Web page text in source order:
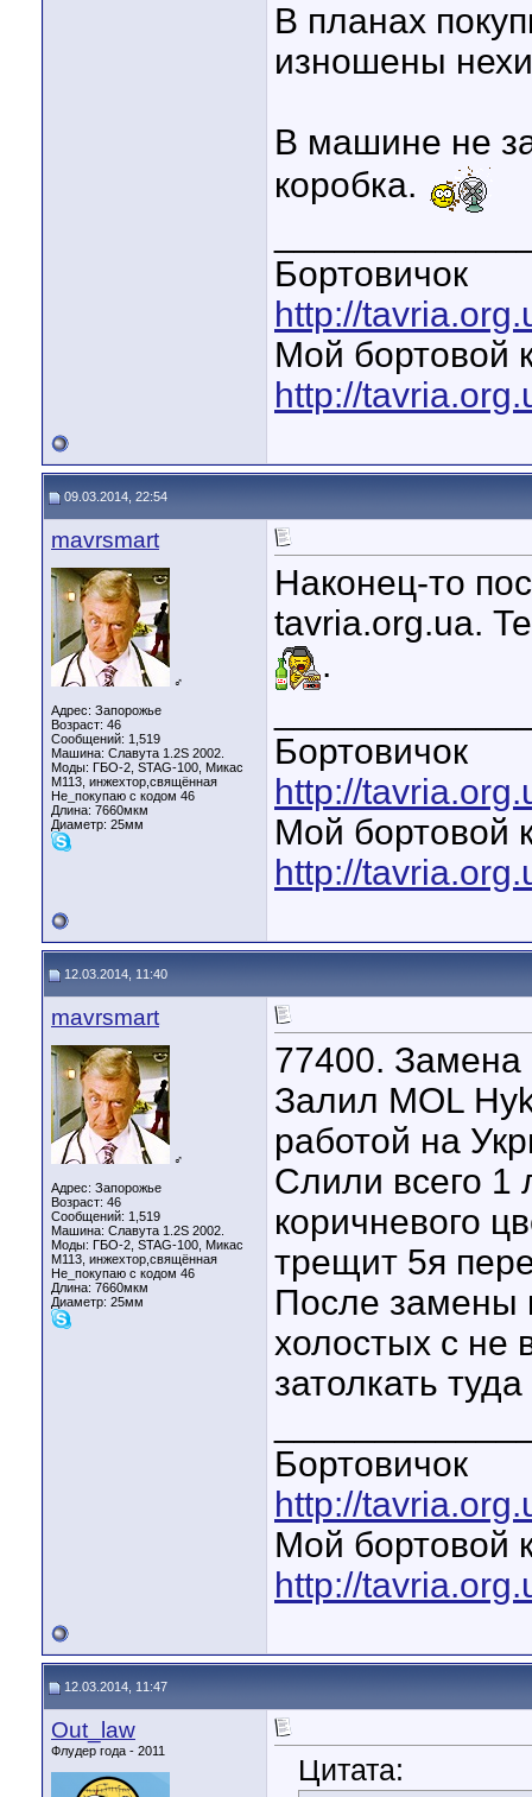
В планах
изношены
В машине не
коробка.
Бортовичок
http://
Мой бортовой
http://
09.03.2014, 22:54
mavrsmart
♂
Адрес: Запорожье
Возраст: 46
Сообщений: 1,519
Машина: Славута 1.2S 2002.
Моды: ГБО-2, STAG-100, Микас
М113, инжехтор,свящённая
Не_покупаю с кодом 46
Длина: 7660мкм
Диаметр: 25мм
Наконец-то
tavria.org.ua.
.
Бортовичок
http://
Мой бортовой
http://
12.03.2014, 11:40
mavrsmart
♂
Адрес: Запорожье
Возраст: 46
Сообщений: 1,519
Машина: Славута 1.2S 2002.
Моды: ГБО-2, STAG-100, Микас
М113, инжехтор,свящённая
Не_покупаю с кодом 46
Длина: 7660мкм
Диаметр: 25мм
77400.
Залил MOL
работой на
Слили всего 1
коричневого
трещит 5я
После замены
холостых с
затолкать
Бортовичок
http://
Мой бортовой
http://
12.03.2014, 11:47
Out_law
Флудер года - 2011
Цитата: